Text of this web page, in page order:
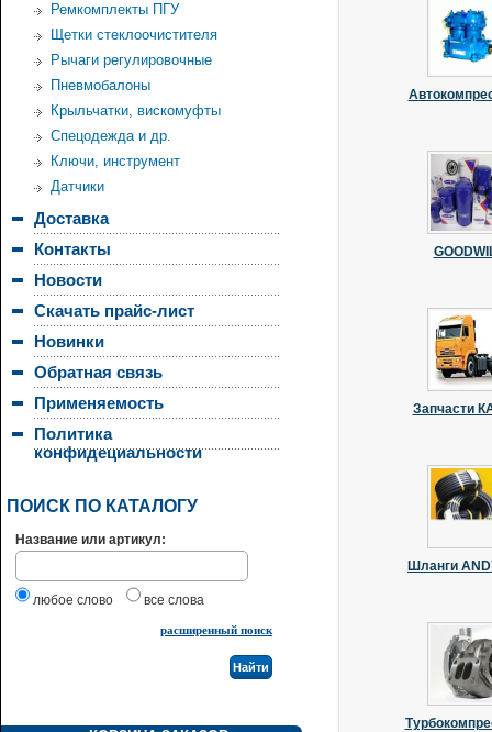
Ремкомплекты ПГУ
Щетки стеклоочистителя
Рычаги регулировочные
Пневмобалоны
Крыльчатки, вискомуфты
Спецодежда и др.
Ключи, инструмент
Датчики
Доставка
Контакты
Новости
Скачать прайс-лист
Новинки
Обратная связь
Применяемость
Политика
конфидециальности
ПОИСК ПО КАТАЛОГУ
Название или артикул:
любое слово все слова
расширенный поиск
Запчасти
Шланги